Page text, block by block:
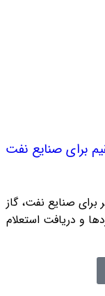
برای صنایع نفت
برای صنایع نفت، گاز
و دریافت استعلام